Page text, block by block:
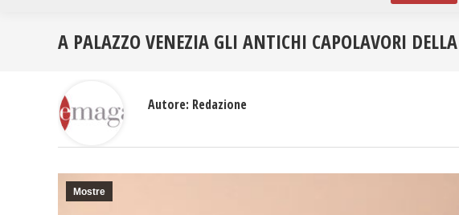
A PALAZZO VENEZIA GLI ANTICHI CAPOLAVORI
Mostre
Autore: Redazione